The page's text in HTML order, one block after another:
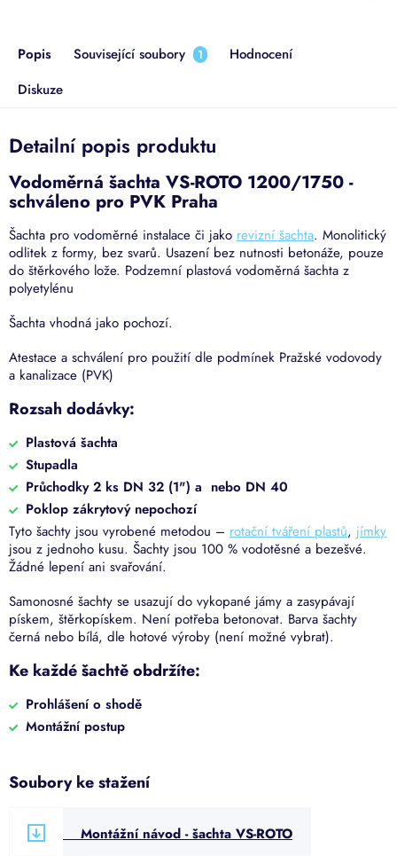
Popis Související soubory 1
Hodnocení
Diskuze
Detailní popis produktu
Vodoměrná šachta VS-ROTO 1200/1750 -
schváleno pro PVK Praha
Šachta pro vodoměrné instalace či jako revizní šachta. Monolitický
odlitek z formy, bez svarů. Usazení bez nutnosti betonáže, pouze
do štěrkového lože. Podzemní plastová vodoměrná šachta z
polyetylénu
Šachta vhodná jako pochozí.
Atestace a schválení pro použití dle podmínek Pražské vodovody
a kanalizace (PVK)
Rozsah dodávky:
Plastová šachta
Stupadla
Průchodky 2 ks DN 32 (1") a nebo DN 40
Poklop zákrytový nepochozí
Tyto šachty jsou vyrobené metodou – rotační tváření plastů, jímky
jsou z jednoho kusu. Šachty jsou 100 % vodotěsné a bezešvé.
Žádné lepení ani svařování.
Samonosné šachty se usazují do vykopané jámy a zasypávají
pískem, štěrkopískem. Není potřeba betonovat. Barva šachty
černá nebo bílá, dle hotové výroby (není možné vybrat).
Ke každé šachtě obdržíte:
Prohlášení o shodě
Montážní postup
Soubory ke stažení
Montážní návod - šachta VS-ROTO